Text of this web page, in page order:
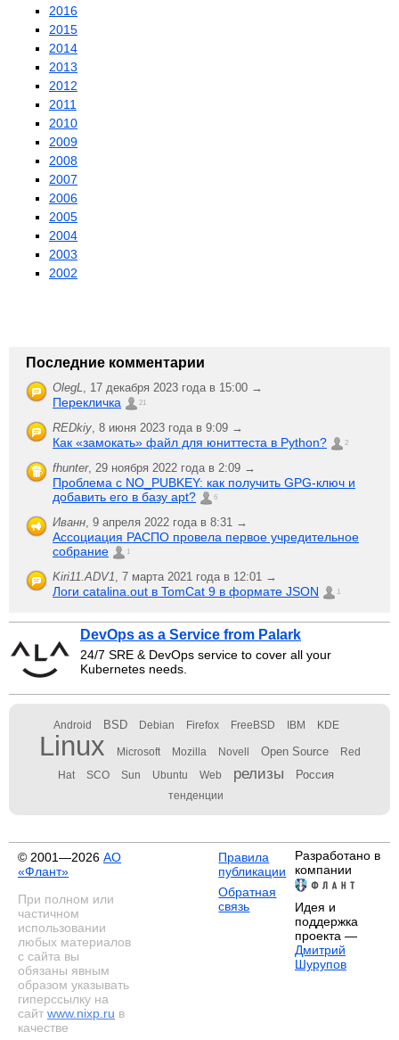
2016
2015
2014
2013
2012
2011
2010
2009
2008
2007
2006
2005
2004
2003
2002
Последние комментарии
OlegL, 17 декабря 2023 года в 15:00 →
Перекличка 21
REDkiy, 8 июня 2023 года в 9:09 →
Как «замокать» файл для юниттеста в Python? 2
fhunter, 29 ноября 2022 года в 2:09 →
Проблема с NO_PUBKEY: как получить GPG-ключ и
добавить его в базу apt?
6
Иванн, 9 апреля 2022 года в 8:31 →
Ассоциация РАСПО провела первое учредительное
собрание
1
Kiri11.ADV1, 7 марта 2021 года в 12:01 →
Логи catalina.out в TomCat 9 в формате JSON 1
DevOps as a Service from Palark
24/7 SRE & DevOps service to cover all your
Kubernetes needs.
Android BSD Debian Firefox FreeBSD IBM KDE
Linux Microsoft Mozilla Novell Open Source Red
Hat SCO Sun Ubuntu Web релизы Россия
тенденции
© 2001—2026 АО
«Флант»
При полном или
частичном
использовании
любых материалов
с сайта вы
обязаны явным
образом указывать
гиперссылку на
сайт www.nixp.ru в
качестве
Правила
публикации
Обратная
связь
Разработано в
компании
Идея и
поддержка
проекта —
Дмитрий
Шурупов